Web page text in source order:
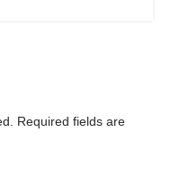
Required fields are